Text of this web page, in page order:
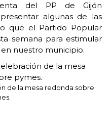
del PP de Gijón
algunas de las
que el Partido Popular
semana para estimular
nuestro municipio.
de la mesa redonda sobre